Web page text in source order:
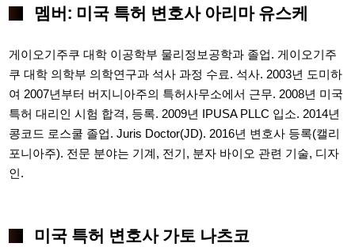
멤버: 미국 특허 변호사 아리마 유스케
게이오기주쿠 대학 이공학부 물리정보공학과 졸업. 게이오기주
쿠 대학 의학부 의학연구과 석사 과정 수료. 석사. 2003년 도미하
여 2007년부터 버지니아주의 특허사무소에서 근무. 2008년 미국
특허 대리인 시험 합격, 등록. 2009년 IPUSA PLLC 입소. 2014년
콩코드 로스쿨 졸업. Juris Doctor(JD). 2016년 변호사 등록(캘리
포니아주). 전문 분야는 기계, 전기, 분자 바이오 관련 기술, 디자
인.
미국 특허 변호사 가토 나츠코